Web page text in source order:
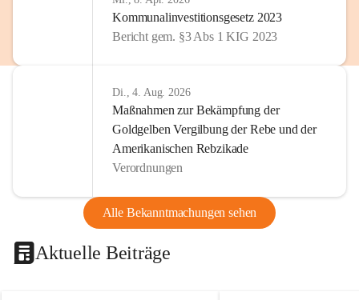
Kommunalinvestitionsgesetz 2023
Bericht gem. §3 Abs 1 KIG 2023
Di., 4. Aug. 2026
Maßnahmen zur Bekämpfung der
Goldgelben Vergilbung der Rebe und der
Amerikanischen Rebzikade
Verordnungen
Alle Bekanntmachungen sehen
Aktuelle Beiträge